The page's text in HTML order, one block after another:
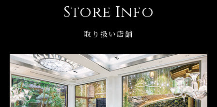
Store Info
取り扱い店舗